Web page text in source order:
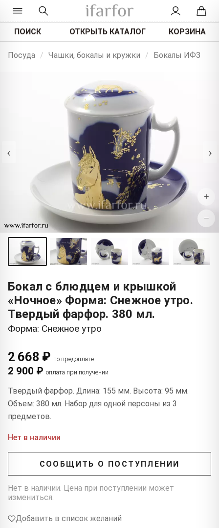
ПОИСК ОТКРЫТЬ КАТАЛОГ КОРЗИНА
Посуда / Чашки, бокалы и кружки / Бокалы ИФЗ
‹ ›
+
−
Бокал с блюдцем и крышкой
«Ночное» Форма: Снежное утро.
Твердый фарфор. 380 мл.
Форма: Снежное утро
2 668 ₽ по предоплате
2 900 ₽ оплата при получении
Твердый фарфор. Длина: 155 мм. Высота: 95 мм.
Объем: 380 мл. Набор для одной персоны из 3
предметов.
Нет в наличии
СООБЩИТЬ О ПОСТУПЛЕНИИ
Нет в наличии. Цена при поступлении может
измениться.
Добавить в список желаний